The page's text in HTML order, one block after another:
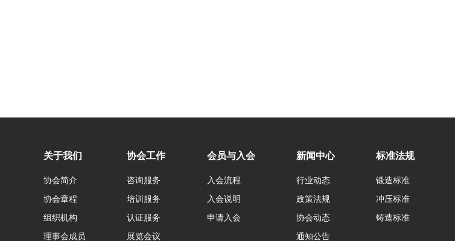
关于我们
协会简介
协会章程
组织机构
理事会成员
协会工作
咨询服务
培训服务
认证服务
展览会议
会员与入会
入会流程
入会说明
申请入会
新闻中心
行业动态
政策法规
协会动态
通知公告
标准法规
锻造标准
冲压标准
铸造标准